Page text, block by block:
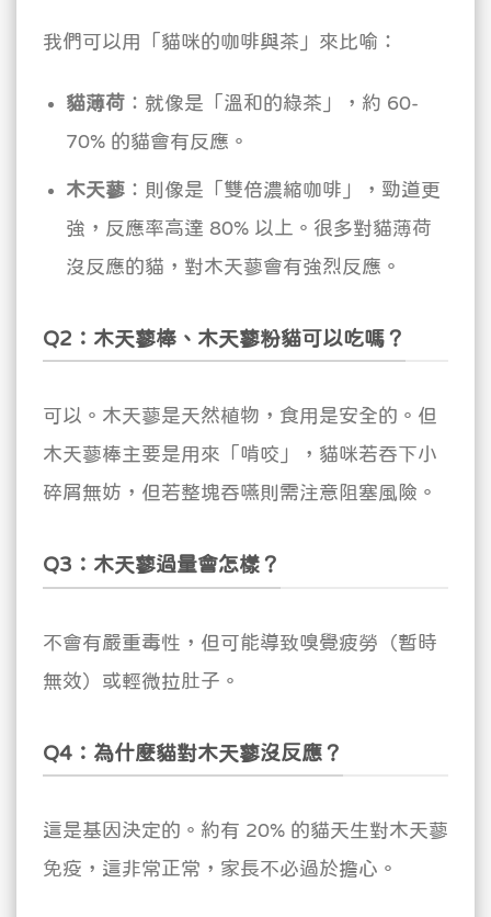
我們可以用「貓咪的咖啡與茶」來比喻：
貓薄荷：就像是「溫和的綠茶」，約 60-
70% 的貓會有反應。
木天蓼：則像是「雙倍濃縮咖啡」，勁道更
強，反應率高達 80% 以上。很多對貓薄荷
沒反應的貓，對木天蓼會有強烈反應。
Q2：木天蓼棒、木天蓼粉貓可以吃嗎？
可以。 木天蓼是天然植物，食用是安全的。但
木天蓼棒主要是用來「啃咬」，貓咪若吞下小
碎屑無妨，但若整塊吞嚥則需注意阻塞風險。
Q3：木天蓼過量會怎樣？
不會有嚴重毒性，但可能導致嗅覺疲勞（暫時
無效）或輕微拉肚子。
Q4：為什麼貓對木天蓼沒反應？
這是基因決定的。約有 20% 的貓天生對木天蓼
免疫，這非常正常，家長不必過於擔心。